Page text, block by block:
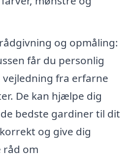
og opmåling:
får du personlig
fra erfarne
De kan hjælpe dig
bedste gardiner til dit
og give dig
råd om